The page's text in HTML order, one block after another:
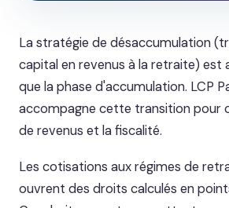
La stratégie de désaccumulation
capital en revenus à la retraite) est
que la phase d'accumulation. LCP
accompagne cette transition pour
de revenus et la fiscalité.
Les cotisations aux régimes de
ouvrent des droits calculés en